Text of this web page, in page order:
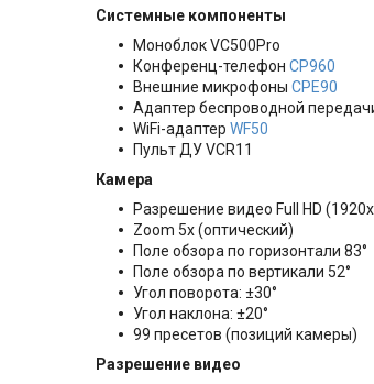
Системные компоненты
Моноблок VC500Pro
Конференц-телефон CP960
Внешние микрофоны CPE90
Адаптер беспроводной
WiFi-адаптер WF50
Пульт ДУ VCR11
Камера
Разрешение видео Full HD
Zoom 5x (оптический)
Поле обзора по горизонтали 83°
Поле обзора по вертикали 52°
Угол поворота: ±30°
Угол наклона: ±20°
99 пресетов (позиций камеры)
Разрешение видео